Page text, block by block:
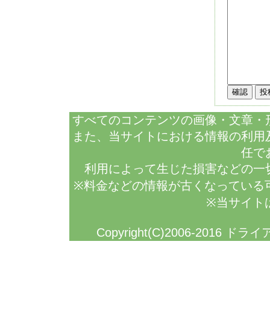
すべてのコンテンツの画像・文章
また、当サイトにおける情報の利
任で
利用によって生じた損害などの
※料金などの情報が古くなっている
※当サイト
Copyright(C)2006-2016 ドライ